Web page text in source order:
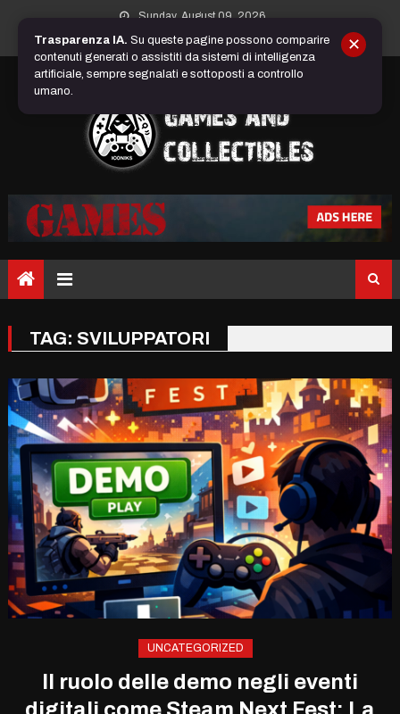
content
Sunday, August 09, 2026
TAG: SVILUPPATORI
UNCATEGORIZED
Il ruolo delle demo negli eventi
Trasparenza IA. Su queste pagine possono comparire
contenuti generati o assistiti da sistemi di intelligenza
artificiale, sempre segnalati e sottoposti a controllo
umano.
✕